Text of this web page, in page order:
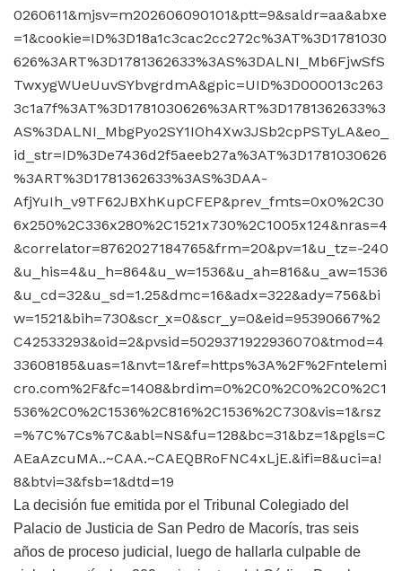
0260611&mjsv=m202606090101&ptt=9&saldr=aa&abxe
=1&cookie=ID%3D18a1c3cac2cc272c%3AT%3D1781030
626%3ART%3D1781362633%3AS%3DALNI_Mb6FjwSfS
TwxygWUeUuvSYbvgrdmA&gpic=UID%3D000013c263
3c1a7f%3AT%3D1781030626%3ART%3D1781362633%3
AS%3DALNI_MbgPyo2SY1IOh4Xw3JSb2cpPSTyLA&eo_
id_str=ID%3De7436d2f5aeeb27a%3AT%3D1781030626
%3ART%3D1781362633%3AS%3DAA-
AfjYuIh_v9TF62JBXhKupCFEP&prev_fmts=0x0%2C30
6x250%2C336x280%2C1521x730%2C1005x124&nras=4
&correlator=8762027184765&frm=20&pv=1&u_tz=-240
&u_his=4&u_h=864&u_w=1536&u_ah=816&u_aw=1536
&u_cd=32&u_sd=1.25&dmc=16&adx=322&ady=756&bi
w=1521&bih=730&scr_x=0&scr_y=0&eid=95390667%2
C42533293&oid=2&pvsid=5029371922936070&tmod=4
33608185&uas=1&nvt=1&ref=https%3A%2F%2Fntelemi
cro.com%2F&fc=1408&brdim=0%2C0%2C0%2C0%2C1
536%2C0%2C1536%2C816%2C1536%2C730&vis=1&rsz
=%7C%7Cs%7C&abl=NS&fu=128&bc=31&bz=1&pgls=C
AEaAzcuMA..~CAA.~CAEQBRoFNC4xLjE.&ifi=8&uci=a!
8&btvi=3&fsb=1&dtd=19
La decisión fue emitida por el Tribunal Colegiado del
Palacio de Justicia de San Pedro de Macorís, tras seis
años de proceso judicial, luego de hallarla culpable de